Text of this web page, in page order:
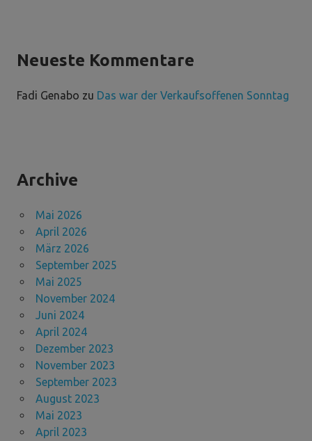
Neueste Kommentare
Fadi Genabo zu Das war der Verkaufsoffenen Sonntag
Archive
Mai 2026
April 2026
März 2026
September 2025
Mai 2025
November 2024
Juni 2024
April 2024
Dezember 2023
November 2023
September 2023
August 2023
Mai 2023
April 2023